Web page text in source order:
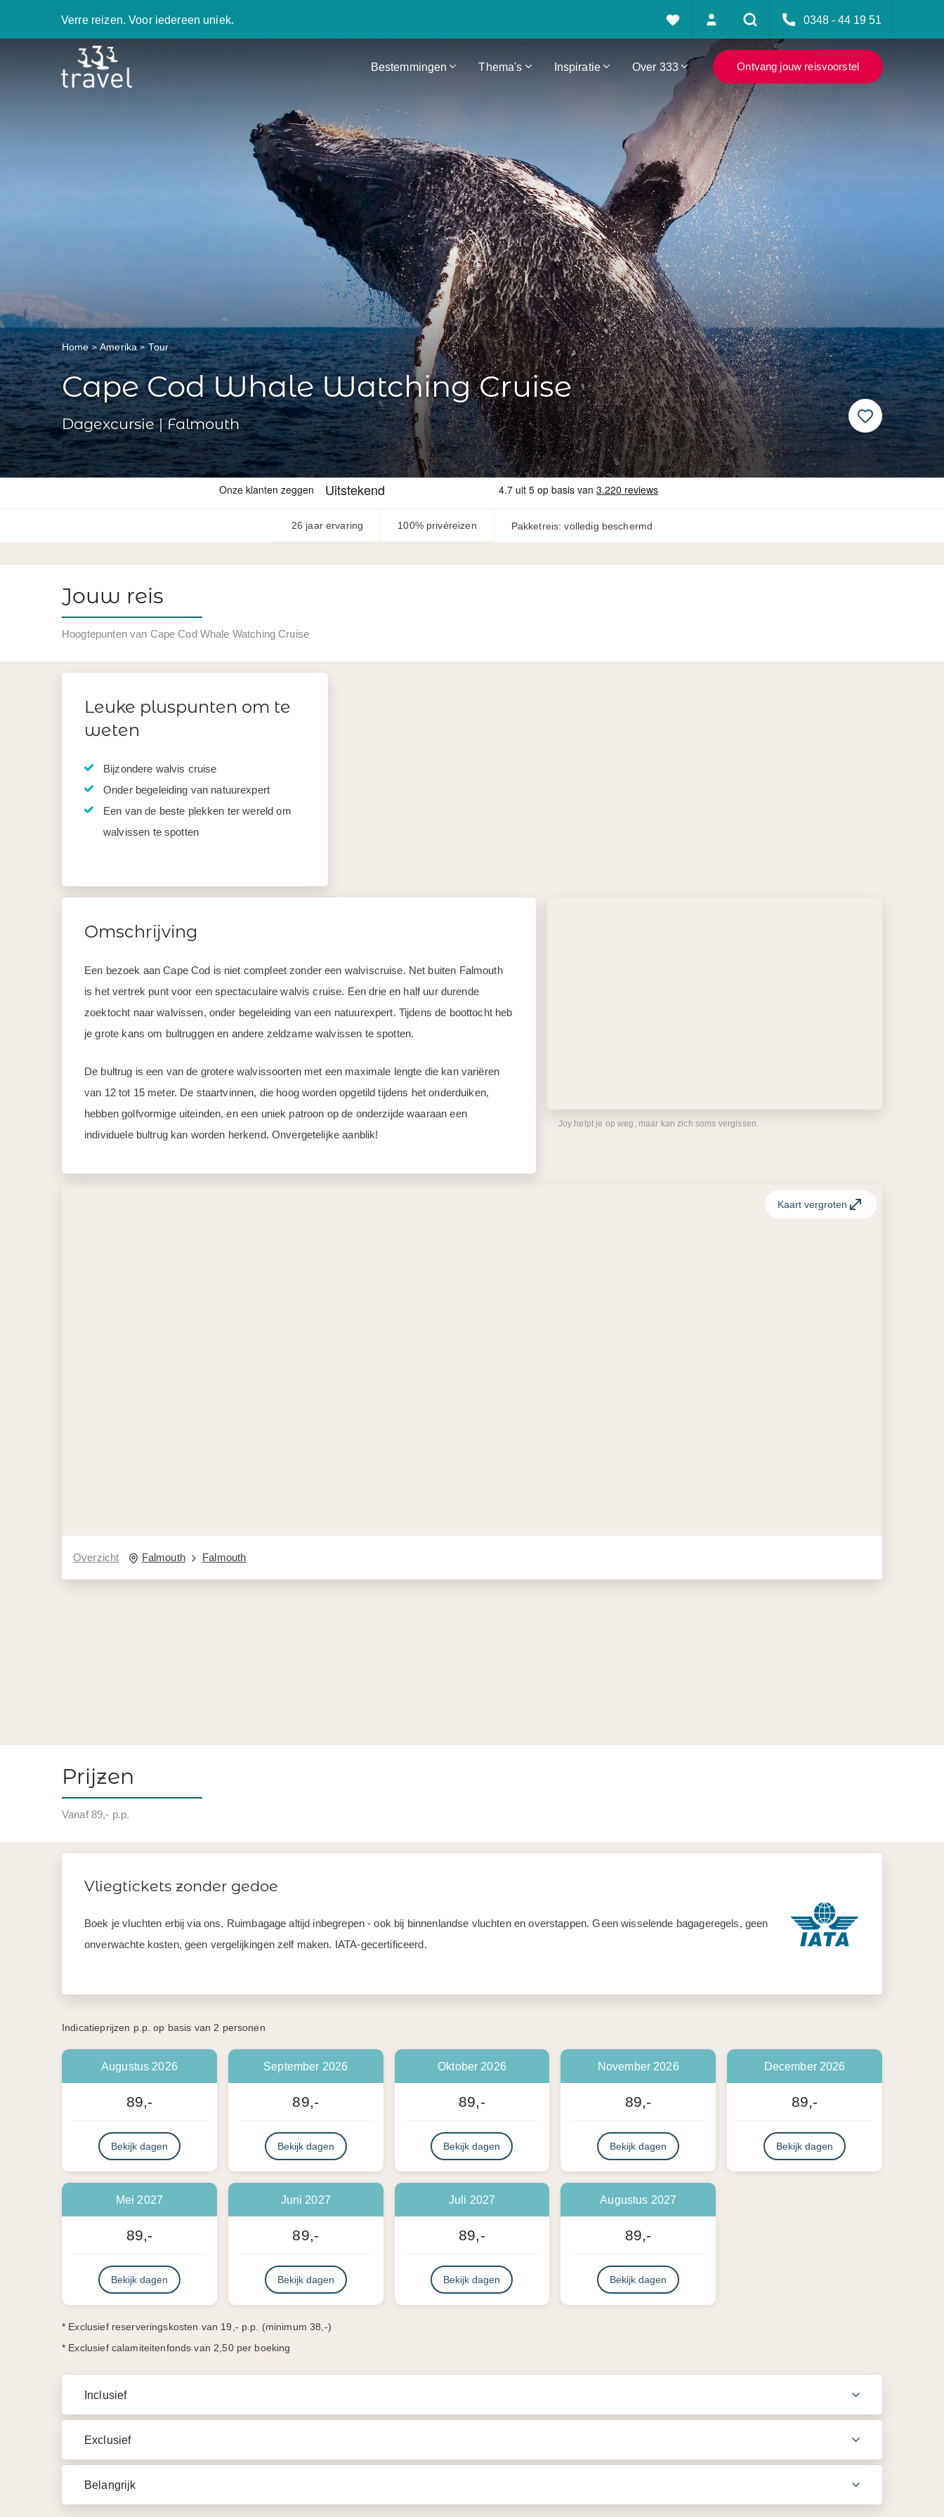
Verre reizen. Voor iedereen uniek. 0348 - 44 19 51
Bestemmingen Thema's Inspiratie Over 333 Ontvang jouw reisvoorstel
Home Amerika Tour
Cape Cod Whale Watching Cruise
Dagexcursie | Falmouth
26 jaar ervaring 100% privéreizen Pakketreis: volledig beschermd
Jouw reis
Hoogtepunten van Cape Cod Whale Watching Cruise
Leuke pluspunten om te
weten
Bijzondere walvis cruise
Onder begeleiding van natuurexpert
Een van de beste plekken ter wereld om
walvissen te spotten
Omschrijving
Een bezoek aan Cape Cod is niet compleet zonder een walviscruise. Net buiten Falmouth
is het vertrek punt voor een spectaculaire walvis cruise. Een drie en half uur durende
zoektocht naar walvissen, onder begeleiding van een natuurexpert. Tijdens de boottocht heb
je grote kans om bultruggen en andere zeldzame walvissen te spotten.
De bultrug is een van de grotere walvissoorten met een maximale lengte die kan variëren
van 12 tot 15 meter. De staartvinnen, die hoog worden opgetild tijdens het onderduiken,
hebben golfvormige uiteinden, en een uniek patroon op de onderzijde waaraan een
individuele bultrug kan worden herkend. Onvergetelijke aanblik!
Joy helpt je op weg, maar kan zich soms vergissen.
Overzicht Falmouth Falmouth
Kaart vergroten
Prijzen
Vanaf 89,- p.p.
Vliegtickets zonder gedoe
Boek je vluchten erbij via ons. Ruimbagage altijd inbegrepen - ook bij binnenlandse vluchten en overstappen. Geen wisselende bagageregels, geen
onverwachte kosten, geen vergelijkingen zelf maken. IATA-gecertificeerd.
Indicatieprijzen p.p. op basis van 2 personen
Augustus 2026
89,-
Bekijk dagen
September 2026
89,-
Bekijk dagen
Oktober 2026
89,-
Bekijk dagen
November 2026
89,-
Bekijk dagen
December 2026
89,-
Bekijk dagen
Mei 2027
89,-
Bekijk dagen
Juni 2027
89,-
Bekijk dagen
Juli 2027
89,-
Bekijk dagen
Augustus 2027
89,-
Bekijk dagen
* Exclusief reserveringskosten van 19,- p.p. (minimum 38,-)
* Exclusief calamiteitenfonds van 2,50 per boeking
Inclusief
Exclusief
Belangrijk